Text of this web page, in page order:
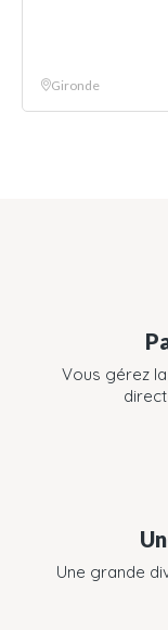
Gironde
Vous gérez
Une grande